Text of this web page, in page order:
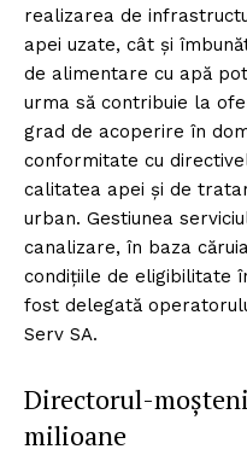
realizarea de
apei uzate, cât și
de alimentare cu apă
urma să contribuie la
grad de acoperire în
conformitate cu
calitatea apei și de
urban. Gestiunea
canalizare, în baza
condițiile de eligibilitate
fost delegată
Serv SA.
Directorul-
milioane